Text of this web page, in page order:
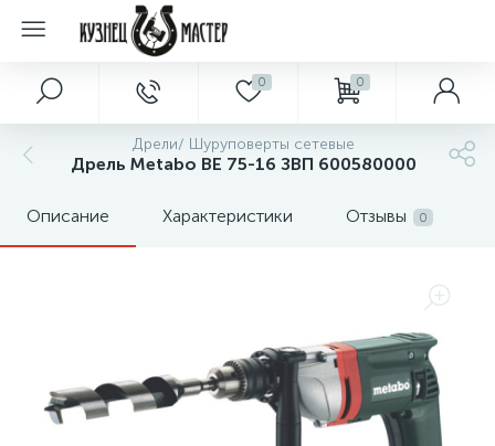
0 0
Дрели/ Шуруповерты сетевые
Дрель Metabo BE 75-16 ЗВП 600580000
Описание Характеристики Отзывы 0